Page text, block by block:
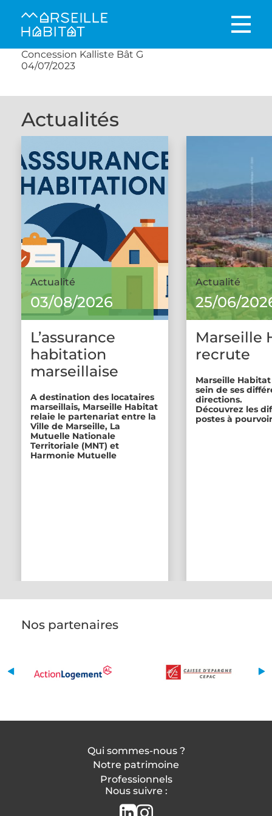
Concession Kalliste Bât G
04/07/2023
Actualités
Actualité
03/08/2026
L’assurance
habitation
marseillaise
A destination des locataires
marseillais, Marseille Habitat
relaie le partenariat entre la
Ville de Marseille, La
Mutuelle Nationale
Territoriale (MNT) et
Harmonie Mutuelle
Actualité
25/06/
Marseille
recrute
Marseille
sein de ses
directions.
Découvrez les
postes à
Nos partenaires
Qui sommes-nous ?
Notre patrimoine
Professionnels
Nous suivre :